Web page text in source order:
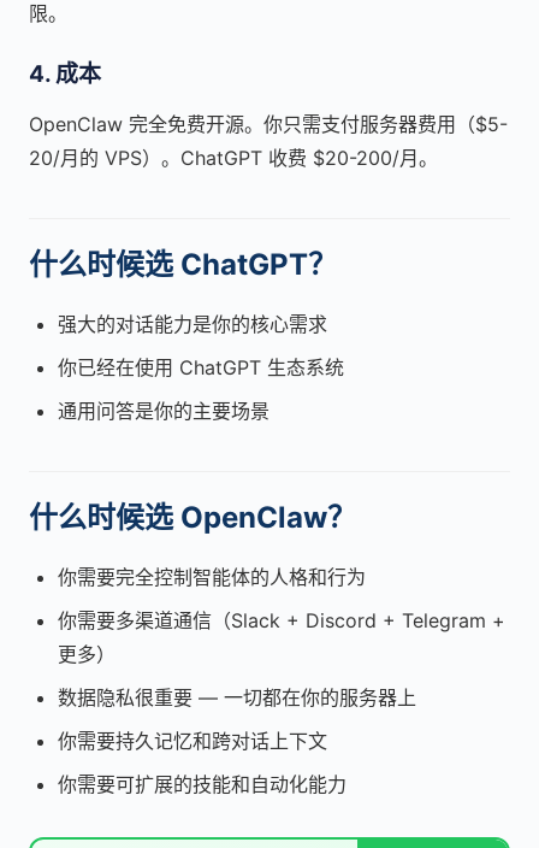
限。
4. 成本
OpenClaw 完全免费开源。你只需支付服务器费用（$5-
20/月的 VPS）。ChatGPT 收费 $20-200/月。
什么时候选 ChatGPT？
强大的对话能力是你的核心需求
你已经在使用 ChatGPT 生态系统
通用问答是你的主要场景
什么时候选 OpenClaw？
你需要完全控制智能体的人格和行为
你需要多渠道通信（Slack + Discord + Telegram +
更多）
数据隐私很重要 — 一切都在你的服务器上
你需要持久记忆和跨对话上下文
你需要可扩展的技能和自动化能力